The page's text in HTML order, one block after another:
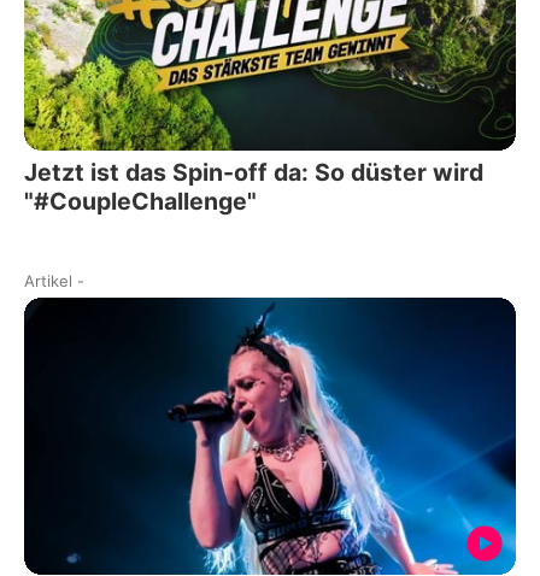
Jetzt ist das Spin-off da: So düster wird
"#CoupleChallenge"
Artikel -